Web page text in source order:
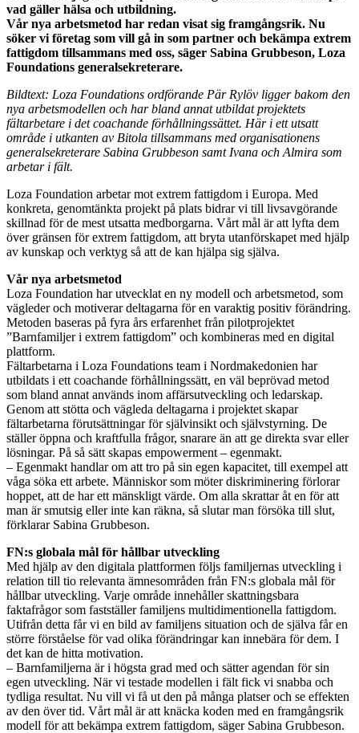
vad gäller hälsa och utbildning.
Vår nya arbetsmetod har redan visat sig framgångsrik. Nu
söker vi företag som vill gå in som partner och bekämpa extrem
fattigdom tillsammans med oss, säger Sabina Grubbeson, Loza
Foundations generalsekreterare.
Bildtext: Loza Foundations ordförande Pär Rylöv ligger bakom den
nya arbetsmodellen och har bland annat utbildat projektets
fältarbetare i det coachande förhållningssättet. Här i ett utsatt
område i utkanten av Bitola tillsammans med organisationens
generalsekreterare Sabina Grubbeson samt Ivana och Almira som
arbetar i fält.
Loza Foundation arbetar mot extrem fattigdom i Europa. Med
konkreta, genomtänkta projekt på plats bidrar vi till livsavgörande
skillnad för de mest utsatta medborgarna. Vårt mål är att lyfta dem
över gränsen för extrem fattigdom, att bryta utanförskapet med hjälp
av kunskap och verktyg så att de kan hjälpa sig själva.
Vår nya arbetsmetod
Loza Foundation har utvecklat en ny modell och arbetsmetod, som
vägleder och motiverar deltagarna för en varaktig positiv förändring.
Metoden baseras på fyra års erfarenhet från pilotprojektet
”Barnfamiljer i extrem fattigdom” och kombineras med en digital
plattform.
Fältarbetarna i Loza Foundations team i Nordmakedonien har
utbildats i ett coachande förhållningssätt, en väl beprövad metod
som bland annat används inom affärsutveckling och ledarskap.
Genom att stötta och vägleda deltagarna i projektet skapar
fältarbetarna förutsättningar för självinsikt och självstyrning. De
ställer öppna och kraftfulla frågor, snarare än att ge direkta svar eller
lösningar. På så sätt skapas empowerment – egenmakt.
– Egenmakt handlar om att tro på sin egen kapacitet, till exempel att
våga söka ett arbete. Människor som möter diskriminering förlorar
hoppet, att de har ett mänskligt värde. Om alla skrattar åt en för att
man är smutsig eller inte kan räkna, så slutar man försöka till slut,
förklarar Sabina Grubbeson.
FN:s globala mål för hållbar utveckling
Med hjälp av den digitala plattformen följs familjernas utveckling i
relation till tio relevanta ämnesområden från FN:s globala mål för
hållbar utveckling. Varje område innehåller skattningsbara
faktafrågor som fastställer familjens multidimentionella fattigdom.
Utifrån detta får vi en bild av familjens situation och de själva får en
större förståelse för vad olika förändringar kan innebära för dem. I
det kan de hitta motivation.
– Barnfamiljerna är i högsta grad med och sätter agendan för sin
egen utveckling. När vi testade modellen i fält fick vi snabba och
tydliga resultat. Nu vill vi få ut den på många platser och se effekten
av den över tid. Vårt mål är att knäcka koden med en framgångsrik
modell för att bekämpa extrem fattigdom, säger Sabina Grubbeson.